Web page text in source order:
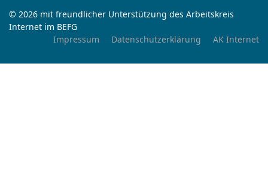
© 2026 mit freundlicher Unterstützung des Arbeitskreis
Internet im BEFG
Impressum
Datenschutzerklärung AK Internet